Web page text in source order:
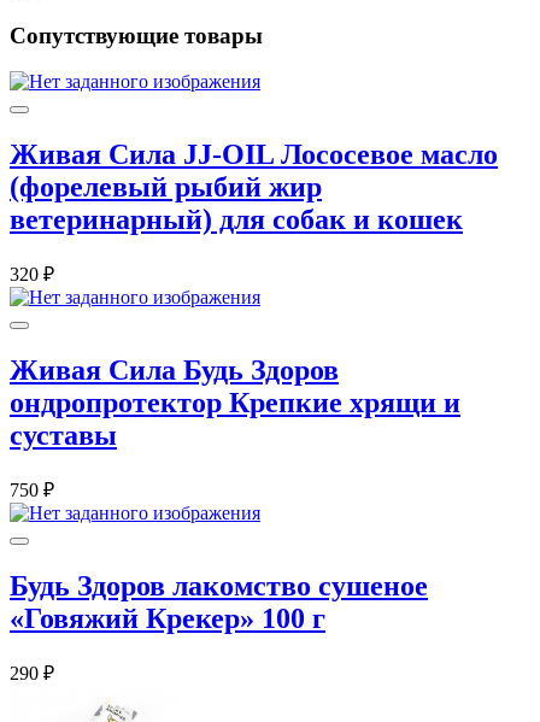
Сопутствующие товары
Живая Сила JJ-OIL Лососевое масло
(форелевый рыбий жир
ветеринарный) для собак и кошек
320 ₽
Живая Сила Будь Здоров
ондропротектор Крепкие хрящи и
суставы
750 ₽
Будь Здоров лакомство сушеное
«Говяжий Крекер» 100 г
290 ₽